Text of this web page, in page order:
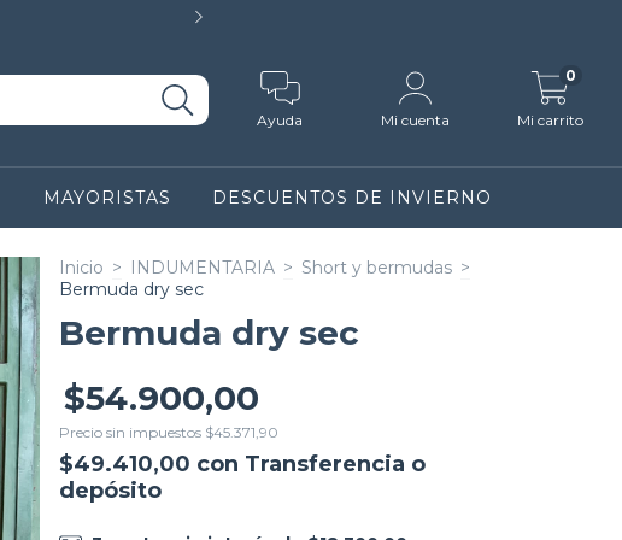
Ayuda Mi cuenta Mi carrito
0
MAYORISTAS DESCUENTOS DE INVIERNO
Inicio > INDUMENTARIA > Short y bermudas >
Bermuda dry sec
Bermuda dry sec
$54.900,00
Precio sin impuestos $45.371,90
$49.410,00 con Transferencia o
depósito